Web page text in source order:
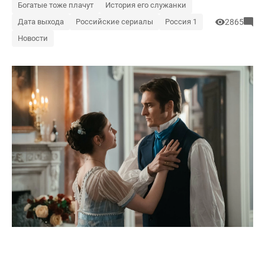
Богатые тоже плачут
История его служанки
Дата выхода
Российские сериалы
Россия 1
Новости
2865